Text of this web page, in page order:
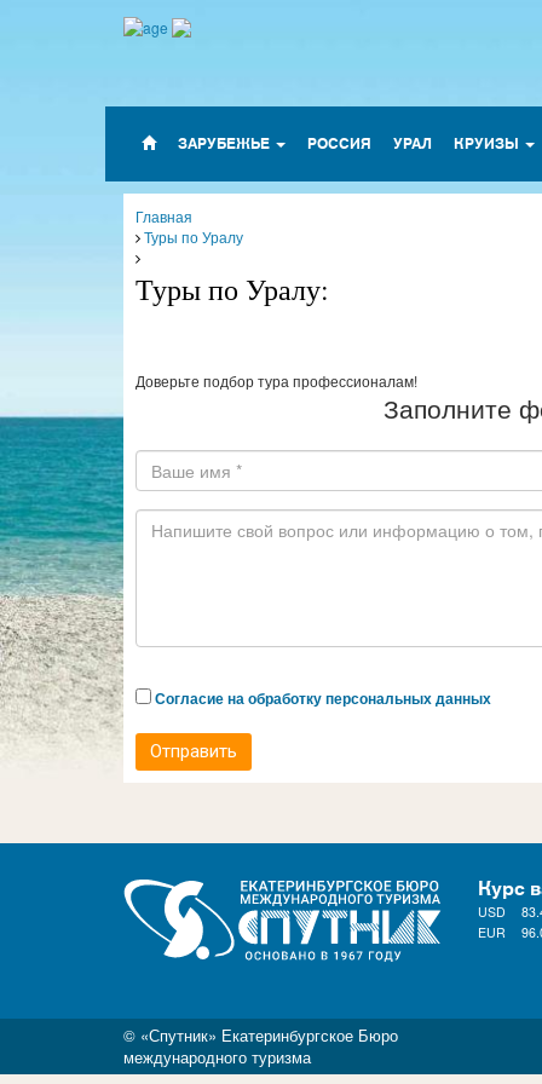
ЗАРУБЕЖЬЕ РОССИЯ УРАЛ КРУИЗЫ
Главная
Туры по Уралу
Туры по Уралу:
Доверьте подбор тура профессионалам!
Заполните
Согласие на обработку персональных данных
Отправить
Курс
USD
EUR
© «Спутник» Екатеринбургское Бюро
международного туризма